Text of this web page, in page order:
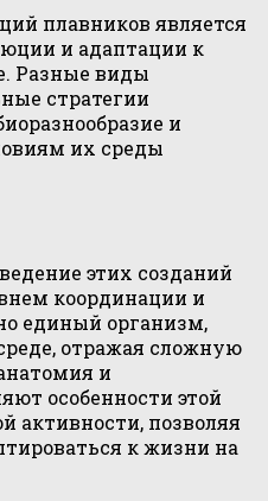
плавников является
и адаптации к
Разные виды
стратегии
и
их среды
этих созданий
координации и
единый организм,
отражая сложную
и
особенности этой
активности, позволяя
к жизни на